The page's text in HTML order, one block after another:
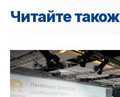
Читайте також